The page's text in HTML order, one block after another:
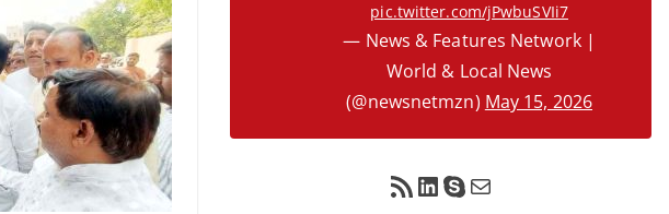
pic.twitter.com/jPwbuSVIi7
— News & Features Network |
World & Local News
(@newsnetmzn) May 15, 2026
RSS Feed LinkedIn Skype Mail